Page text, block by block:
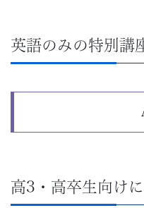
英語のみの特別講
高3・高卒生向け